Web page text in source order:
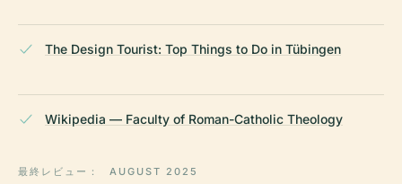
The Design Tourist: Top Things to Do in Tübingen
Wikipedia — Faculty of Roman-Catholic Theology
最終レビュー： AUGUST 2025